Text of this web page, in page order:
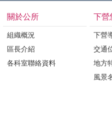
關於公所
組織概況
區長介紹
各科室聯絡資料
下營
下營
交通
地方
風景